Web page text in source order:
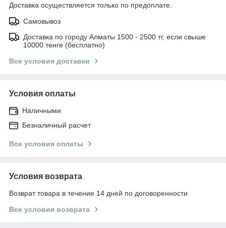
Доставка осуществляется только по предоплате.
Самовывоз
Доставка по городу Алматы 1500 - 2500 тг, если свыше
10000 тенге (бесплатно)
Все условия доставки
Условия оплаты
Наличными
Безналичный расчет
Все условия оплаты
Условия возврата
Возврат товара в течение 14 дней по договоренности
Все условия возврата